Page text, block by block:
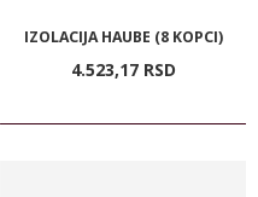
IZOLACIJA HAUBE (8 KOPCI)
4.523,17 RSD